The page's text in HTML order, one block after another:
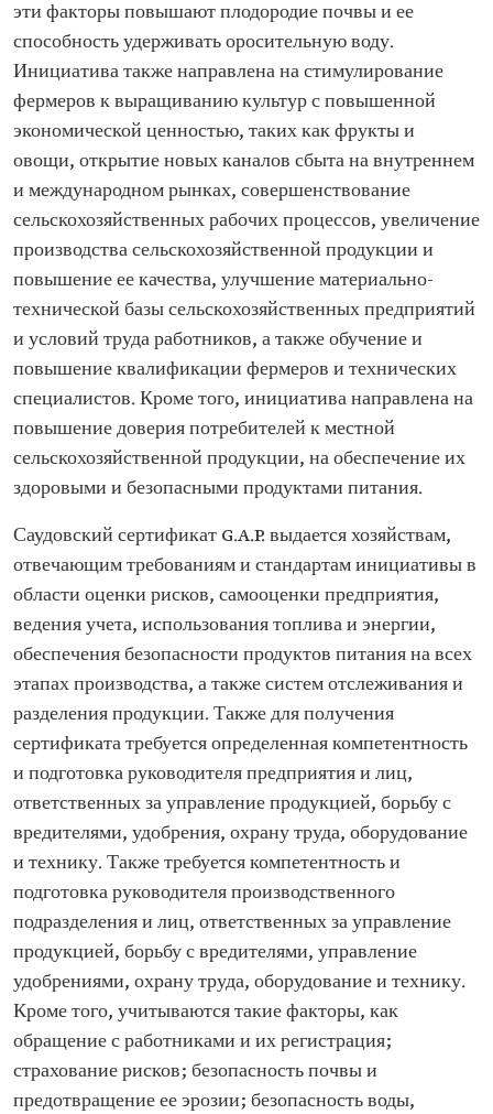
эти факторы повышают плодородие почвы и ее
способность удерживать оросительную воду.
Инициатива также направлена на стимулирование
фермеров к выращиванию культур с повышенной
экономической ценностью, таких как фрукты и
овощи, открытие новых каналов сбыта на внутреннем
и международном рынках, совершенствование
сельскохозяйственных рабочих процессов, увеличение
производства сельскохозяйственной продукции и
повышение ее качества, улучшение материально-
технической базы сельскохозяйственных предприятий
и условий труда работников, а также обучение и
повышение квалификации фермеров и технических
специалистов. Кроме того, инициатива направлена на
повышение доверия потребителей к местной
сельскохозяйственной продукции, на обеспечение их
здоровыми и безопасными продуктами питания.
Саудовский сертификат G.A.P. выдается хозяйствам,
отвечающим требованиям и стандартам инициативы в
области оценки рисков, самооценки предприятия,
ведения учета, использования топлива и энергии,
обеспечения безопасности продуктов питания на всех
этапах производства, а также систем отслеживания и
разделения продукции. Также для получения
сертификата требуется определенная компетентность
и подготовка руководителя предприятия и лиц,
ответственных за управление продукцией, борьбу с
вредителями, удобрения, охрану труда, оборудование
и технику. Также требуется компетентность и
подготовка руководителя производственного
подразделения и лиц, ответственных за управление
продукцией, борьбу с вредителями, управление
удобрениями, охрану труда, оборудование и технику.
Кроме того, учитываются такие факторы, как
обращение с работниками и их регистрация;
страхование рисков; безопасность почвы и
предотвращение ее эрозии; безопасность воды,